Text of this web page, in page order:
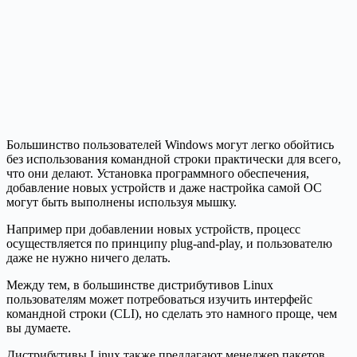
Большинство пользователей Windows могут легко обойтись
без использования командной строки практически для всего,
что они делают. Установка программного обеспечения,
добавление новых устройств и даже настройка самой ОС
могут быть выполнены используя мышку.
Например при добавлении новых устройств, процесс
осуществляется по принципу plug-and-play, и пользователю
даже не нужно ничего делать.
Между тем, в большинстве дистрибутивов Linux
пользователям может потребоваться изучить интерфейс
командной строки (CLI), но сделать это намного проще, чем
вы думаете.